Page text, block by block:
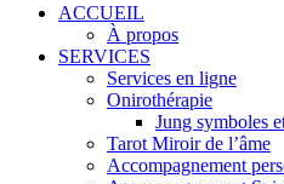
ACCUEIL
À propos
SERVICES
Services en ligne
Onirothérapie
Jung symboles
Tarot Miroir de l’âme
Accompagnement